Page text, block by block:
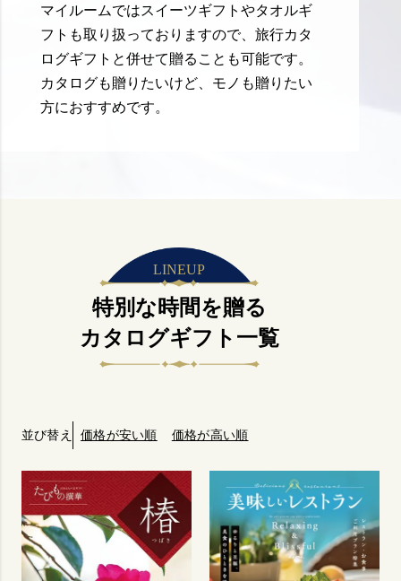
マイルームではスイーツギフトやタオルギ
フトも取り扱っておりますので、旅行カタ
ログギフトと併せて贈ることも可能です。
カタログも贈りたいけど、モノも贈りたい
方におすすめです。
LINEUP
特別な時間を贈る
カタログギフト一覧
並び替え 価格が安い順 価格が高い順